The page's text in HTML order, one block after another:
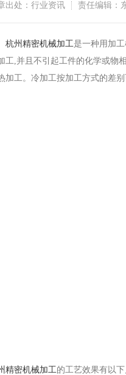
出处：行业资讯 责任编辑：
杭州精密机械加工是一种用加
工,并且不引起工件的化学或物
加工。冷加工按加工方式的差
精密机械加工的工艺效果有以下